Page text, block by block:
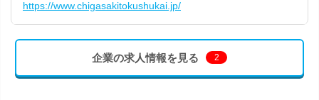
https://www.chigasakitokushukai.jp/
企業の求人情報を見る 2